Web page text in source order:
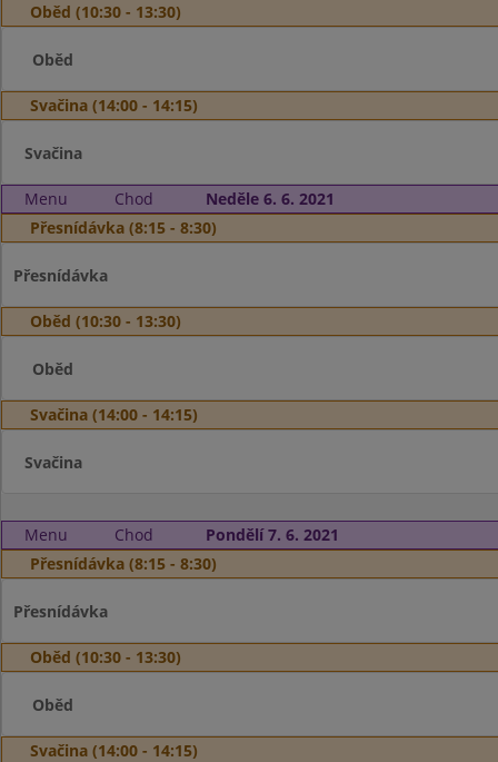
Oběd (10:30 - 13:30)
Oběd
Svačina (14:00 - 14:15)
Svačina
Menu Chod
Neděle 6. 6. 2021
Přesnídávka (8:15 - 8:30)
Přesnídávka
Oběd (10:30 - 13:30)
Oběd
Svačina (14:00 - 14:15)
Svačina
Menu Chod
Pondělí 7. 6. 2021
Přesnídávka (8:15 - 8:30)
Přesnídávka
Oběd (10:30 - 13:30)
Oběd
Svačina (14:00 - 14:15)